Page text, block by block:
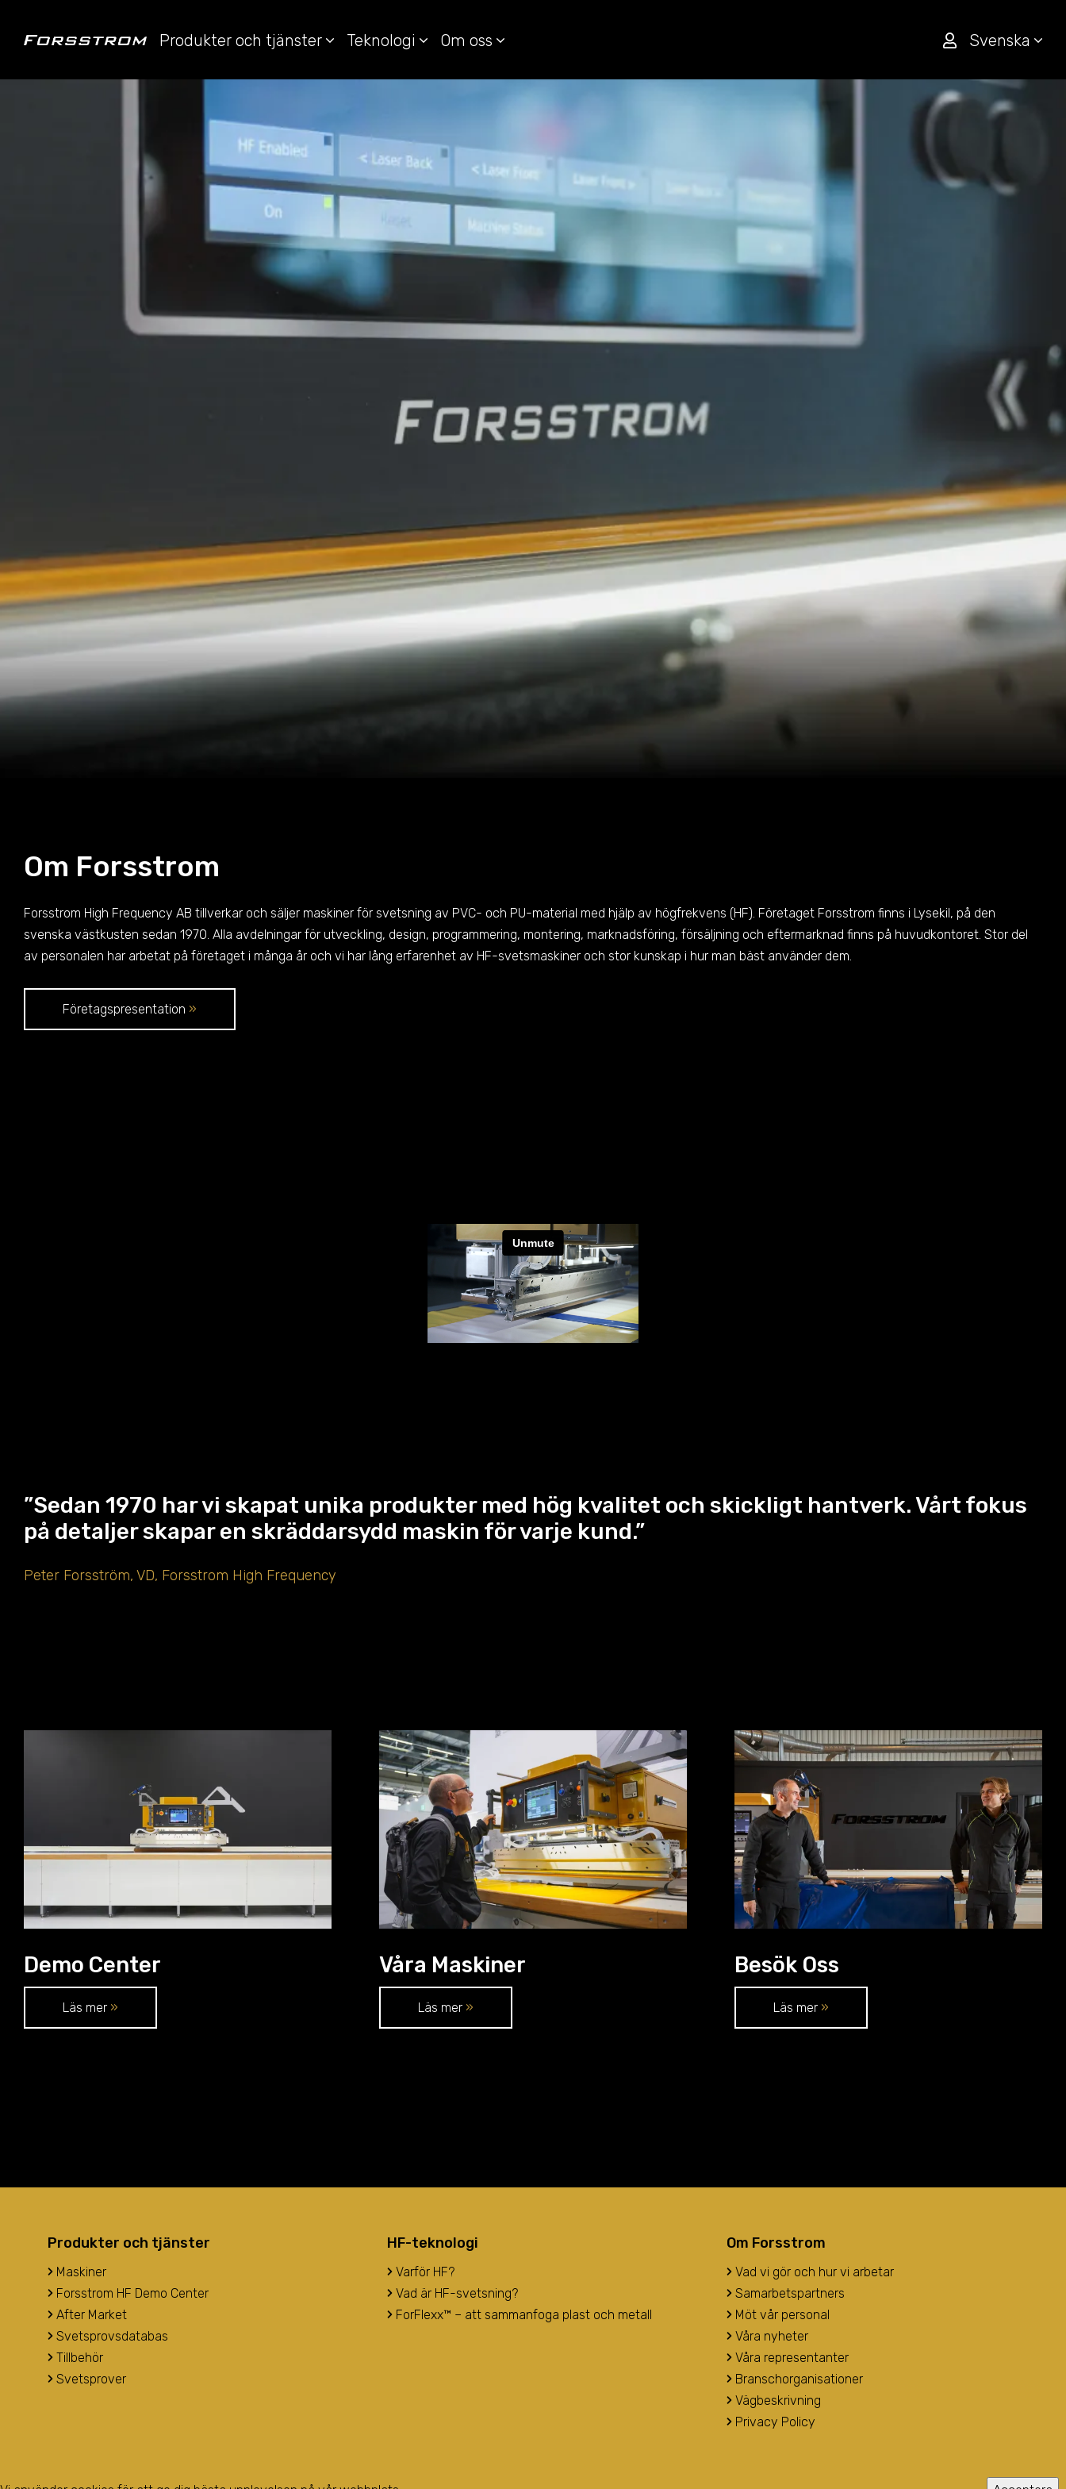
Produkter och tjänster Teknologi Om oss Svenska
Om Forsstrom
Forsstrom High Frequency AB tillverkar och säljer maskiner för svetsning av PVC- och PU-material med hjälp av högfrekvens (HF). Företaget Forsstrom finns i Lysekil, på den
svenska västkusten sedan 1970. Alla avdelningar för utveckling, design, programmering, montering, marknadsföring, försäljning och eftermarknad finns på huvudkontoret. Stor del
av personalen har arbetat på företaget i många år och vi har lång erfarenhet av HF-svetsmaskiner och stor kunskap i hur man bäst använder dem.
Företagspresentation »
”Sedan 1970 har vi skapat unika produkter med hög kvalitet och skickligt hantverk. Vårt fokus
på detaljer skapar en skräddarsydd maskin för varje kund.”
Peter Forsström, VD, Forsstrom High Frequency
Demo Center
Läs mer »
Våra Maskiner
Läs mer »
Besök Oss
Läs mer »
Produkter och tjänster
Maskiner
Forsstrom HF Demo Center
After Market
Svetsprovsdatabas
Tillbehör
Svetsprover
HF-teknologi
Varför HF?
Vad är HF-svetsning?
ForFlexx™ – att sammanfoga plast och metall
Om Forsstrom
Vad vi gör och hur vi arbetar
Samarbetspartners
Möt vår personal
Våra nyheter
Våra representanter
Branschorganisationer
Vägbeskrivning
Privacy Policy